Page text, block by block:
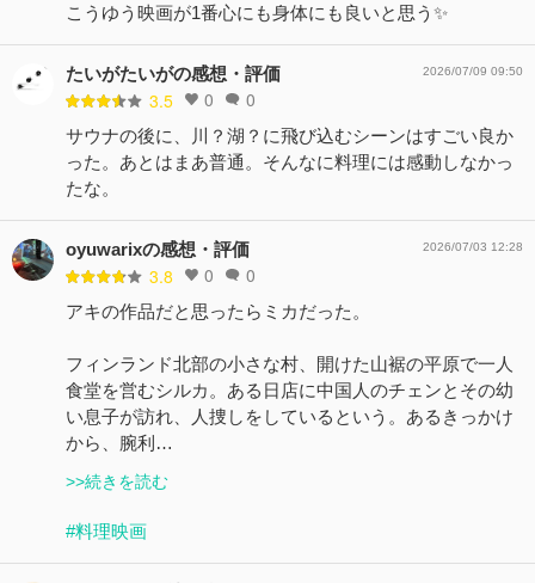
こうゆう映画が1番心にも身体にも良いと思う✨
たいがたいがの感想・評価
3.5 0 0
2026/07/09 09:50
サウナの後に、川？湖？に飛び込むシーンはすごい良か
った。あとはまあ普通。そんなに料理には感動しなかっ
たな。
oyuwarixの感想・評価
3.8 0 0
2026/07/03 12:28
アキの作品だと思ったらミカだった。
フィンランド北部の小さな村、開けた山裾の平原で一人
食堂を営むシルカ。ある日店に中国人のチェンとその幼
い息子が訪れ、人捜しをしているという。あるきっかけ
から、腕利…
>>続きを読む
#料理映画